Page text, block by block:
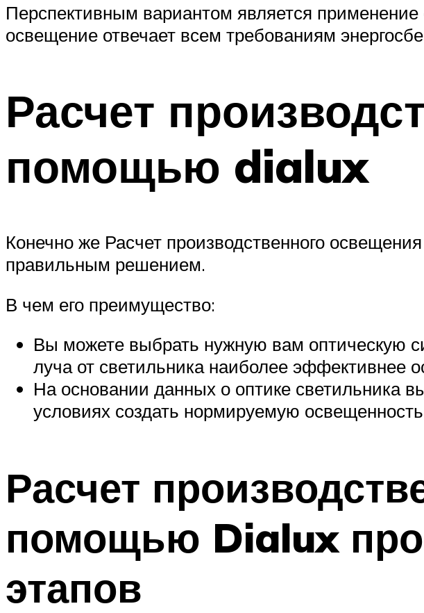
Перспективным вариантом является
освещение отвечает всем требованиям
Расчет
помощью dialux
Конечно же Расчет производственного
правильным решением.
В чем его преимущество:
Вы можете выбрать нужную вам оптическую
луча от светильника наиболее эффективнее
На основании данных о оптике светильника
условиях создать нормируемую
Расчет
помощью Dialux
этапов